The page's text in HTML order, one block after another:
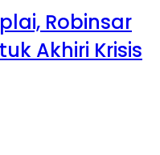
Robinsar
Akhiri Krisis